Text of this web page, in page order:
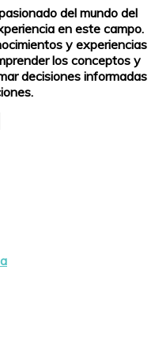
del mundo del
en este campo.
y experiencias
los conceptos y
decisiones informadas